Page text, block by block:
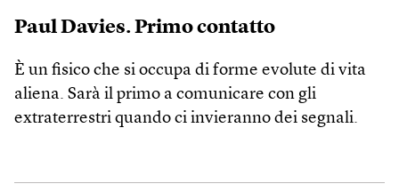
Paul Davies. Primo contatto
È un fisico che si occupa di forme evolute di vita
aliena. Sarà il primo a comunicare con gli
extraterrestri quando ci invieranno dei segnali.